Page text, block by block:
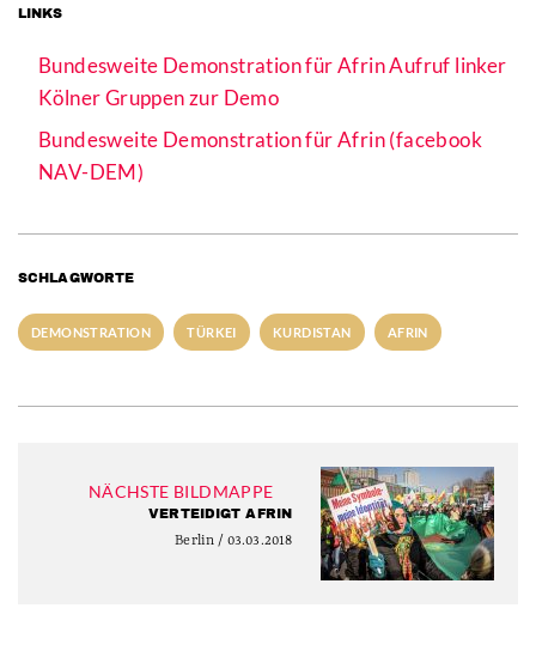
LINKS
Bundesweite Demonstration für Afrin Aufruf linker
Kölner Gruppen zur Demo
Bundesweite Demonstration für Afrin (facebook
NAV-DEM)
SCHLAGWORTE
DEMONSTRATION TÜRKEI KURDISTAN AFRIN
NÄCHSTE BILDMAPPE
VERTEIDIGT AFRIN
Berlin / 03.03.2018